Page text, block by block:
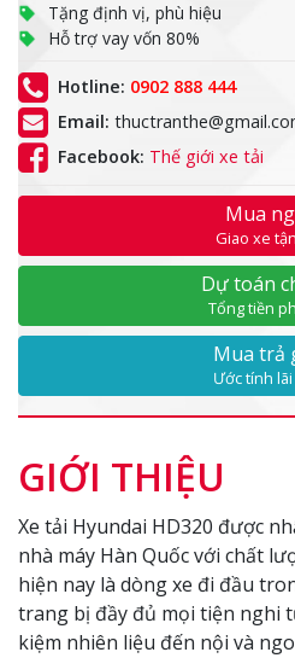
Tặng định vị, phù hiệu
Hỗ trợ vay vốn 80%
Hotline: 0902 888 444
Email:
Facebook: Thế giới xe tải
Mua
Giao xe
Dự toán
Tổng tiền
Mua trả
Ước tính
GIỚI THIỆU
Xe tải Hyundai HD320 được
nhà máy Hàn Quốc với chất
hiện nay là dòng xe đi đầu
trang bị đầy đủ mọi tiện nghi
kiệm nhiên liệu đến nội và